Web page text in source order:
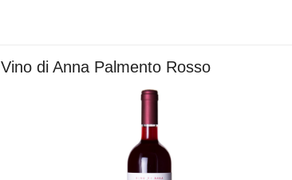
Vino di Anna Palmento Rosso